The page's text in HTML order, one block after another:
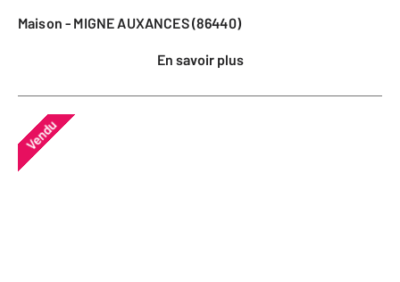
Maison - MIGNE AUXANCES (86440)
En savoir plus
Vendu